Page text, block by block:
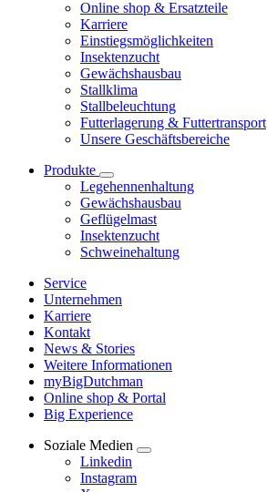
Online shop & Ersatzteile
Karriere
Einstiegsmöglichkeiten
Insektenzucht
Gewächshausbau
Stallklima
Stallbeleuchtung
Futterlagerung & Futtertransport
Unsere Geschäftsbereiche
Produkte
Legehennenhaltung
Gewächshausbau
Geflügelmast
Insektenzucht
Schweinehaltung
Service
Unternehmen
Karriere
Kontakt
News & Stories
Weitere Informationen
myBigDutchman
Online shop & Portal
Big Experience
Soziale Medien
Linkedin
Instagram